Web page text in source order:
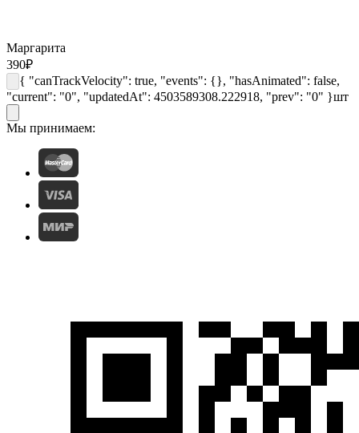
Маргарита
390₽
{ "canTrackVelocity": true, "events": {}, "hasAnimated": false,
"current": "0", "updatedAt": 4503589308.222918, "prev": "0" }шт
Мы принимаем: